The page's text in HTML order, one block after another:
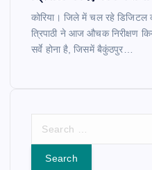
कोरिया। जिले में चल रहे डिजिटल
त्रिपाठी ने आज औचक निरीक्षण
सर्वे होना है, जिसमें बैकुंठपुर…